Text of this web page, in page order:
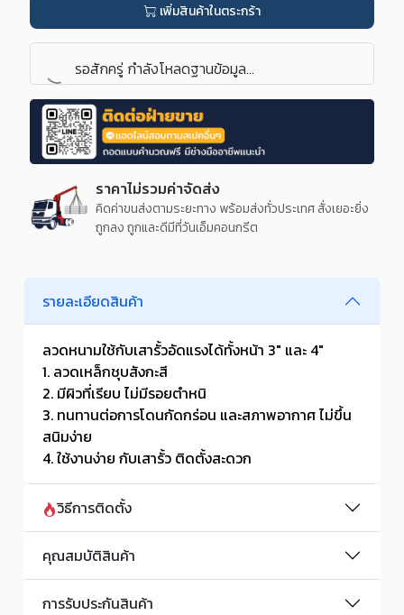
เพิ่มสินค้าในตระกร้า
รอสักครู่ กำลังโหลดฐานข้อมูล...
ราคาไม่รวมค่าจัดส่ง
คิดค่าขนส่งตามระยะทาง พร้อมส่งทั่วประเทศ สั่งเยอะยิ่ง
ถูกลง ถูกและดีมีที่วันเอ็มคอนกรีต
รายละเอียดสินค้า
ลวดหนามใช้กับเสารั้วอัดแรงได้ทั้งหน้า 3" และ 4"
1. ลวดเหล็กชุบสังกะสี
2. มีผิวที่เรียบ ไม่มีรอยตำหนิ
3. ทนทานต่อการโดนกัดกร่อน และสภาพอากาศ ไม่ขึ้น
สนิมง่าย
4. ใช้งานง่าย กับเสารั้ว ติดตั้งสะดวก
วิธีการติดตั้ง
คุณสมบัติสินค้า
การรับประกันสินค้า